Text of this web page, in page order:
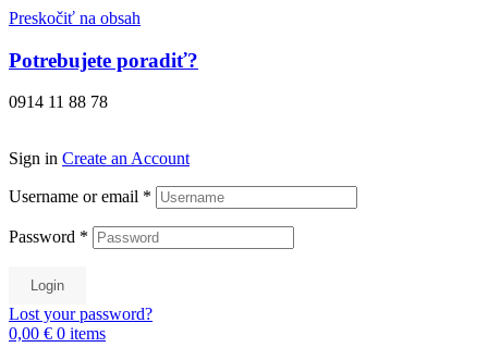
Preskočiť na obsah
Potrebujete poradiť?
0914 11 88 78
Sign in Create an Account
Username or email *
Password *
Login
Lost your password?
0,00 € 0 items